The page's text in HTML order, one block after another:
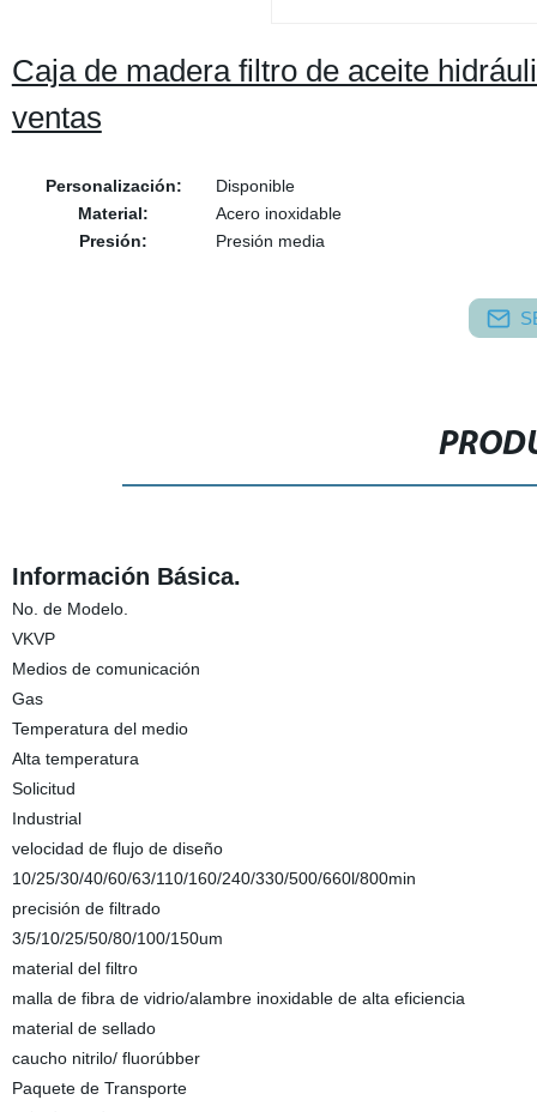
Caja de madera filtro de aceite
ventas
Personalización:
Disponible
Material:
Acero inoxidable
Presión:
Presión media
Información Básica.
No. de Modelo.
VKVP
Medios de comunicación
Gas
Temperatura del medio
Alta temperatura
Solicitud
Industrial
velocidad de flujo de diseño
10/25/30/40/60/63/110/160/240/330/500/660l/800min
precisión de filtrado
3/5/10/25/50/80/100/150um
material del filtro
malla de fibra de vidrio/alambre inoxidable de alta eficiencia
material de sellado
caucho nitrilo/ fluorúbber
Paquete de Transporte